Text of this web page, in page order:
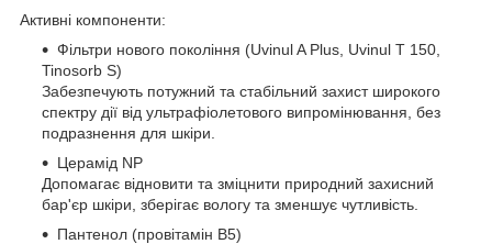
Активні компоненти:
Фільтри нового покоління (Uvinul A Plus, Uvinul T 150,
Tinosorb S)
Забезпечують потужний та стабільний захист широкого
спектру дії від ультрафіолетового випромінювання, без
подразнення для шкіри.
Церамід NP
Допомагає відновити та зміцнити природний захисний
бар'єр шкіри, зберігає вологу та зменшує чутливість.
Пантенол (провітамін В5)